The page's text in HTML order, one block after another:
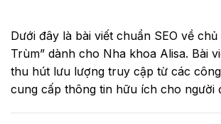
Dưới đây là bài viết chuẩn SEO về
Trùm” dành cho Nha khoa Alisa. Bài
thu hút lưu lượng truy cập từ các
cung cấp thông tin hữu ích cho người